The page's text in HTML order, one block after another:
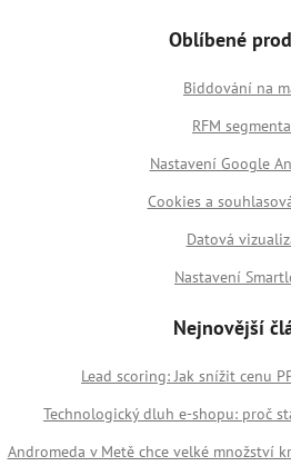
Oblíbené
Biddování na
RFM
Nastavení Google
Cookies a
Datová
Nastavení
Nejnovější
Lead scoring: Jak snížit cenu
Technologický dluh e-shopu: proč
Andromeda v Metě chce velké množství